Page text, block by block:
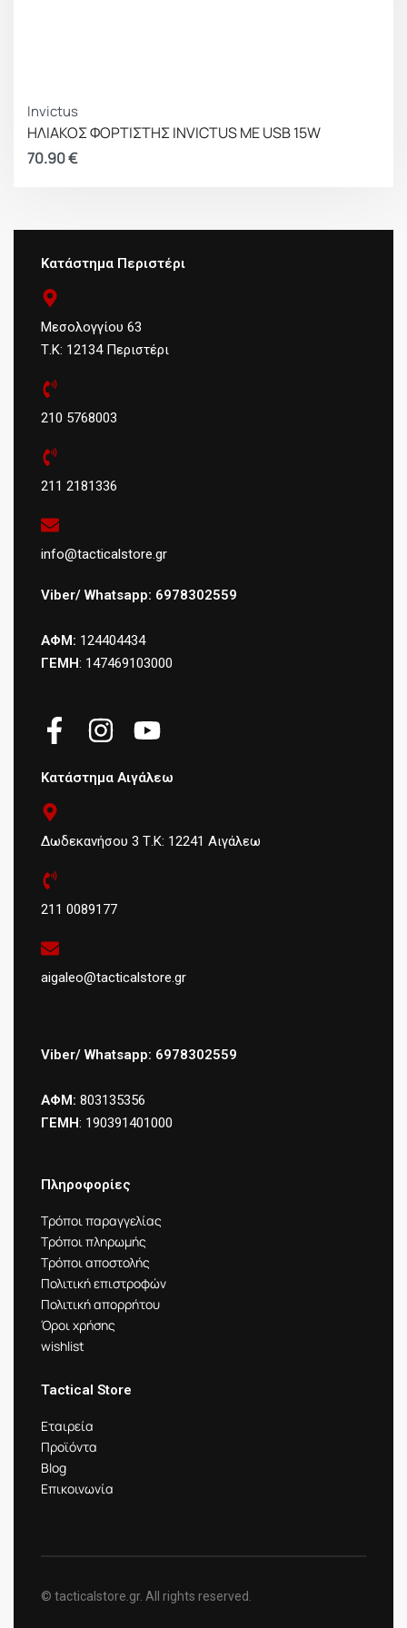
Invictus
ΗΛΙΑΚΟΣ ΦΟΡΤΙΣΤΗΣ INVICTUS ΜΕ USB 15W
70.90€
Κατάστημα Περιστέρι
Μεσολογγίου 63
Τ.Κ: 12134 Περιστέρι
210 5768003
211 2181336
info@tacticalstore.gr
Viber/ Whatsapp: 6978302559
ΑΦΜ: 124404434
ΓΕΜΗ: 147469103000
Κατάστημα Αιγάλεω
Δωδεκανήσου 3 Τ.Κ: 12241 Αιγάλεω
211 0089177
aigaleo@tacticalstore.gr
Viber/ Whatsapp: 6978302559
ΑΦΜ: 803135356
ΓΕΜΗ: 190391401000
Πληροφορίες
Τρόποι παραγγελίας
Τρόποι πληρωμής
Τρόποι αποστολής
Πολιτική επιστροφών
Πολιτική απορρήτου
Όροι χρήσης
wishlist
Tactical Store
Εταιρεία
Προϊόντα
Blog
Επικοινωνία
© tacticalstore.gr. All rights reserved.